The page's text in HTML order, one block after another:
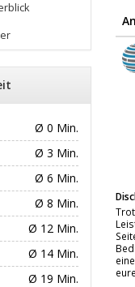
Ø 0 Min.
Ø 3 Min.
Ø 6 Min.
Ø 8 Min.
Ø 12 Min.
Ø 14 Min.
Ø 19 Min.